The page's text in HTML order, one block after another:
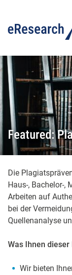
ÜBER UNS
Featured:
Die
Haus-, Bachelor-,
Arbeiten auf
bei der
Quellenanalyse
Was Ihnen
Wir bieten